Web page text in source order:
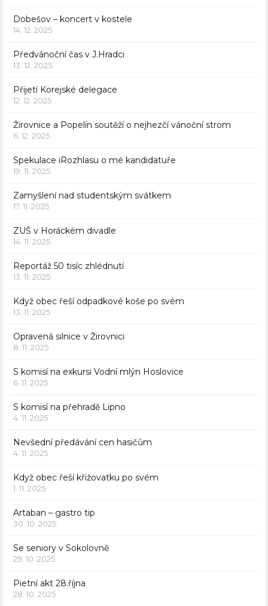
Dobešov – koncert v kostele
14. 12. 2025
Předvánoční čas v J.Hradci
13. 12. 2025
Přijetí Korejské delegace
12. 12. 2025
Žirovnice a Popelín soutěží o nejhezčí vánoční strom
6. 12. 2025
Spekulace iRozhlasu o mé kandidatuře
19. 11. 2025
Zamyšlení nad studentským svátkem
17. 11. 2025
ZUŠ v Horáckém divadle
14. 11. 2025
Reportáž 50 tisíc zhlédnutí
13. 11. 2025
Když obec řeší odpadkové koše po svém
13. 11. 2025
Opravená silnice v Žirovnici
8. 11. 2025
S komisí na exkursi Vodní mlýn Hoslovice
6. 11. 2025
S komisí na přehradě Lipno
4. 11. 2025
Nevšední předávání cen hasičům
4. 11. 2025
Když obec řeší křižovatku po svém
1. 11. 2025
Artaban – gastro tip
30. 10. 2025
Se seniory v Sokolovně
29. 10. 2025
Pietní akt 28.října
28. 10. 2025